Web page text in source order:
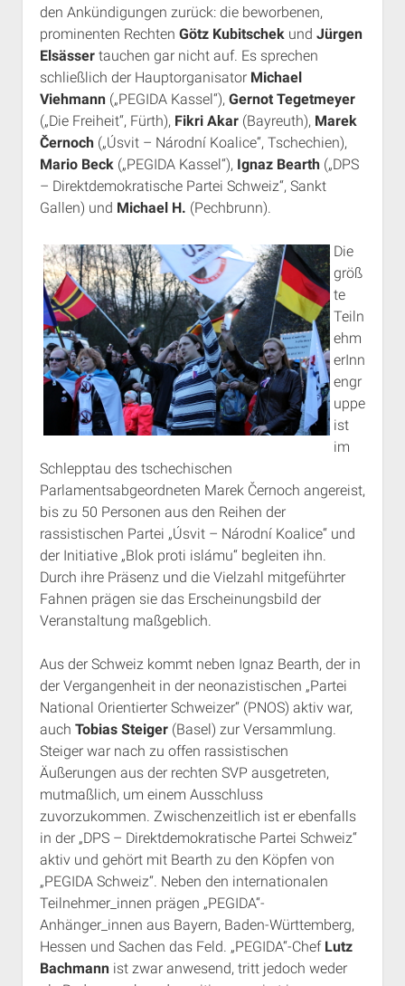
den Ankündigungen zurück: die beworbenen,
prominenten Rechten Götz Kubitschek und Jürgen
Elsässertauchen gar nicht auf. Es sprechen
schließlich der Hauptorganisator Michael
Viehmann(„PEGIDA Kassel“), Gernot Tegetmeyer
(„Die Freiheit“, Fürth), Fikri Akar(Bayreuth), Marek
Černoch(„Úsvit – Národní Koalice“, Tschechien),
Mario Beck („PEGIDA Kassel“), Ignaz Bearth(„DPS
– Direktdemokratische Partei Schweiz“, Sankt
Gallen) und Michael H. (Pechbrunn).
Die
größ
te
Teiln
ehm
erInn
engr
uppe
ist
im
Schlepptau des tschechischen
Parlamentsabgeordneten Marek Černoch angereist,
bis zu 50 Personen aus den Reihen der
rassistischen Partei „Úsvit – Národní Koalice“ und
der Initiative „Blok proti islámu“ begleiten ihn.
Durch ihre Präsenz und die Vielzahl mitgeführter
Fahnen prägen sie das Erscheinungsbild der
Veranstaltung maßgeblich.
Aus der Schweiz kommt neben Ignaz Bearth, der in
der Vergangenheit in der neonazistischen „Partei
National Orientierter Schweizer“ (PNOS) aktiv war,
auch Tobias Steiger(Basel) zur Versammlung.
Steiger war nach zu offen rassistischen
Äußerungen aus der rechten SVP ausgetreten,
mutmaßlich, um einem Ausschluss
zuvorzukommen. Zwischenzeitlich ist er ebenfalls
in der „DPS – Direktdemokratische Partei Schweiz“
aktiv und gehört mit Bearth zu den Köpfen von
„PEGIDA Schweiz“. Neben den internationalen
Teilnehmer_innen prägen „PEGIDA“-
Anhänger_innen aus Bayern, Baden-Württemberg,
Hessen und Sachen das Feld. „PEGIDA“-Chef Lutz
Bachmannist zwar anwesend, tritt jedoch weder